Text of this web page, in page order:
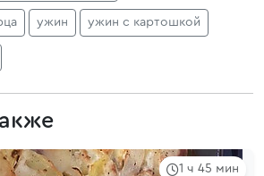
ужин ужин с картошкой
1 ч 45 мин